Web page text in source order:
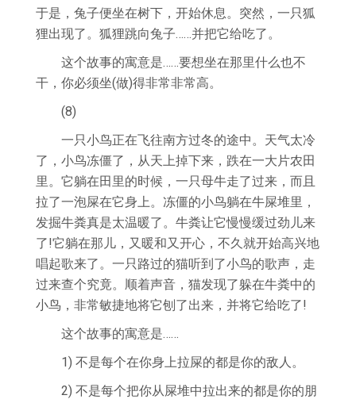
于是，兔子便坐在树下，开始休息。突然，一只狐
狸出现了。狐狸跳向兔子……并把它给吃了。
这个故事的寓意是……要想坐在那里什么也不
干，你必须坐(做)得非常非常高。
(8)
一只小鸟正在飞往南方过冬的途中。天气太冷
了，小鸟冻僵了，从天上掉下来，跌在一大片农田
里。它躺在田里的时候，一只母牛走了过来，而且
拉了一泡屎在它身上。冻僵的小鸟躺在牛屎堆里，
发掘牛粪真是太温暖了。牛粪让它慢慢缓过劲儿来
了!它躺在那儿，又暖和又开心，不久就开始高兴地
唱起歌来了。一只路过的猫听到了小鸟的歌声，走
过来查个究竟。顺着声音，猫发现了躲在牛粪中的
小鸟，非常敏捷地将它刨了出来，并将它给吃了!
这个故事的寓意是……
1) 不是每个在你身上拉屎的都是你的敌人。
2) 不是每个把你从屎堆中拉出来的都是你的朋